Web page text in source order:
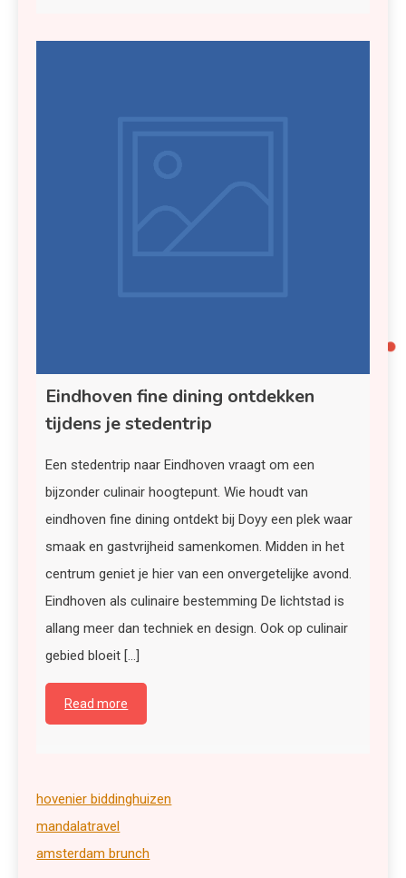
Eindhoven fine dining ontdekken
tijdens je stedentrip
Een stedentrip naar Eindhoven vraagt om een
bijzonder culinair hoogtepunt. Wie houdt van
eindhoven fine dining ontdekt bij Doyy een plek waar
smaak en gastvrijheid samenkomen. Midden in het
centrum geniet je hier van een onvergetelijke avond.
Eindhoven als culinaire bestemming De lichtstad is
allang meer dan techniek en design. Ook op culinair
gebied bloeit […]
Read more
hovenier biddinghuizen
mandalatravel
amsterdam brunch